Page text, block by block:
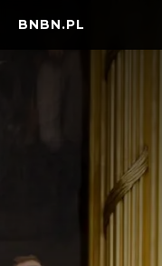
BNBN.PL